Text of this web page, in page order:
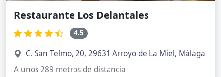
Restaurante Los Delantales
4.5
C. San Telmo, 20, 29631 Arroyo de La Miel, Málaga
A unos 289 metros de distancia